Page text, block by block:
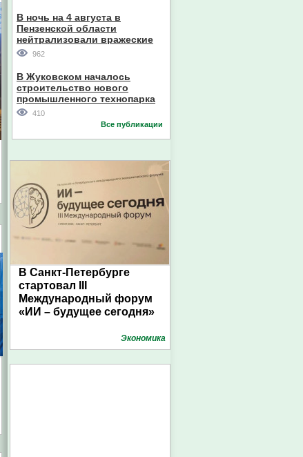
В ночь на 4 августа в
Пензенской области
нейтрализовали вражеские
дроны
962
В Жуковском началось
строительство нового
промышленного технопарка
410
Все публикации
В Санкт-Петербурге
стартовал III
Международный форум
«ИИ – будущее сегодня»
Экономика